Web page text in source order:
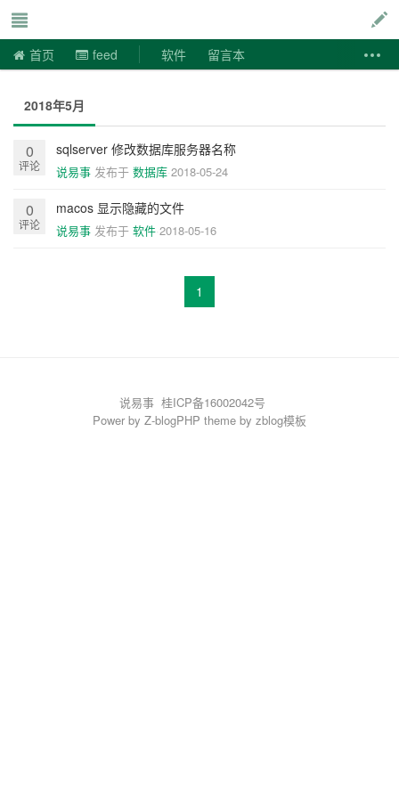
首页 feed 软件 留言本
2018年5月
0
评论
sqlserver 修改数据库服务器名称
说易事 发布于 数据库 2018-05-24
0
评论
macos 显示隐藏的文件
说易事 发布于 软件 2018-05-16
1
说易事 桂ICP备16002042号
Power by Z-blogPHP theme by zblog模板